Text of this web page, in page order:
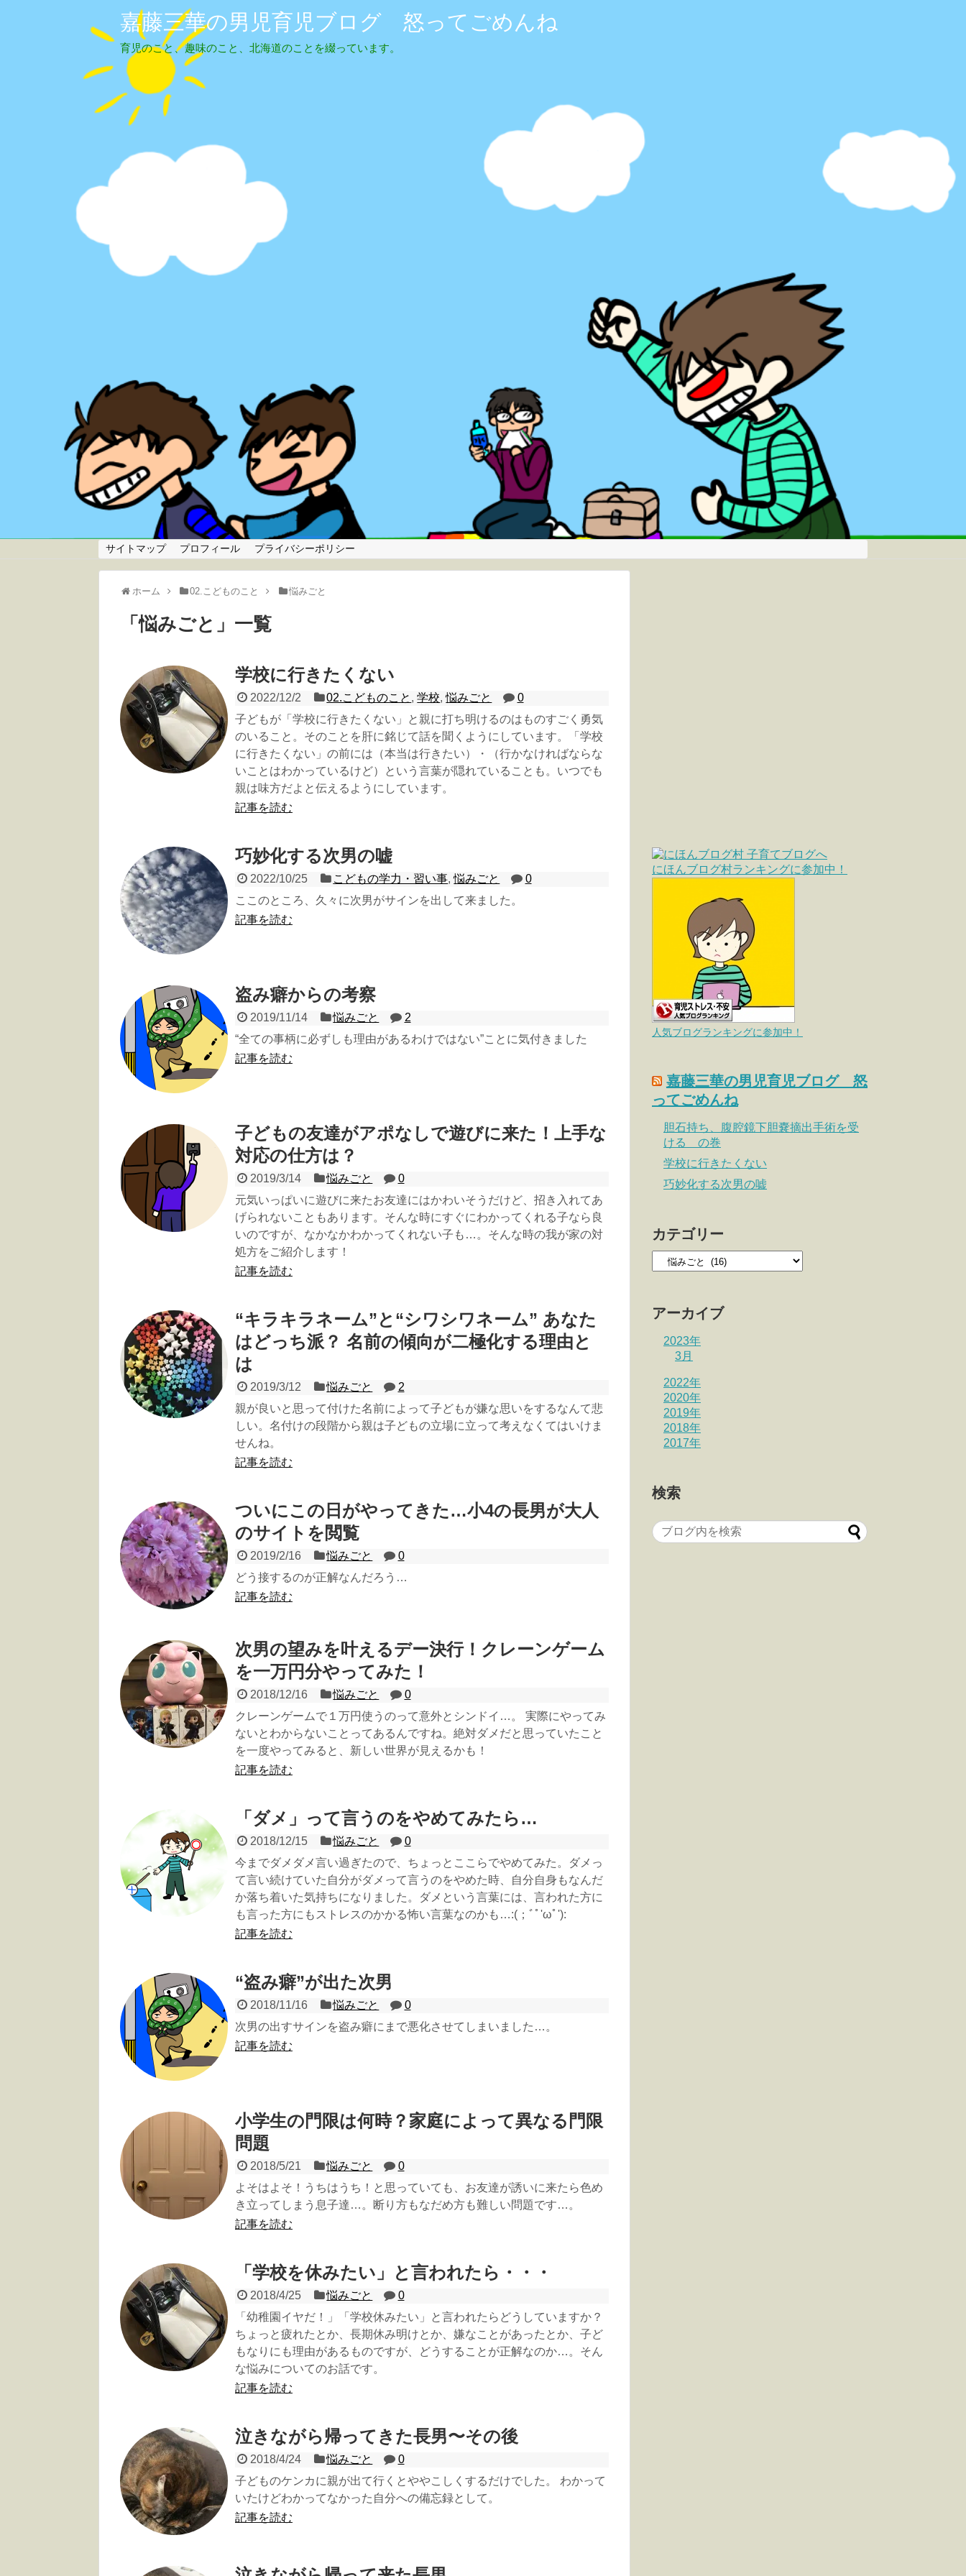
嘉藤三華の男児育児ブログ 怒ってごめんね
育児のこと、趣味のこと、北海道のことを綴っています。
サイトマップ プロフィール プライバシーポリシー
ホーム 02.こどものこと 悩みごと
「悩みごと 」 一覧
学校に行きたくない
2022/12/2 02.こどものこと ,学校,悩みごと
0
子どもが「学校に行きたくない」と親に打ち明けるのはものすごく勇気
のいること。そのことを肝に銘じて話を聞くようにしています。「学校
に行きたくない」の前には（本当は行きたい）・（行かなければならな
いことはわかっているけど）という言葉が隠れていることも。いつでも
親は味方だよと伝えるようにしています。
記事を読む
巧妙化する次男の嘘
2022/10/25 こどもの学力・習い事,悩みごと
0
ここのところ、久々に次男がサインを出して来ました。
記事を読む
盗み癖からの考察
2019/11/14 悩みごと
2
“全ての事柄に必ずしも理由があるわけではない”ことに気付きました
記事を読む
子どもの友達がアポなしで遊びに来た！上手な
対応の仕方は？
2019/3/14 悩みごと
0
元気いっぱいに遊びに来たお友達にはかわいそうだけど、招き入れてあ
げられないこともあります。そんな時にすぐにわかってくれる子なら良
いのですが、なかなかわかってくれない子も…。そんな時の我が家の対
処方をご紹介します！
記事を読む
“キラキラネーム”と“シワシワネーム” あなた
はどっち派？ 名前の傾向が二極化する理由と
は
2019/3/12 悩みごと
2
親が良いと思って付けた名前によって子どもが嫌な思いをするなんて悲
しい。名付けの段階から親は子どもの立場に立って考えなくてはいけま
せんね。
記事を読む
ついにこの日がやってきた…小4の長男が大人
のサイトを閲覧
2019/2/16 悩みごと
0
どう接するのが正解なんだろう…
記事を読む
次男の望みを叶えるデー決行！クレーンゲーム
を一万円分やってみた！
2018/12/16 悩みごと
0
クレーンゲームで１万円使うのって意外とシンドイ…。 実際にやってみ
ないとわからないことってあるんですね。絶対ダメだと思っていたこと
を一度やってみると、新しい世界が見えるかも！
記事を読む
「ダメ」って言うのをやめてみたら…
2018/12/15 悩みごと
0
今までダメダメ言い過ぎたので、ちょっとここらでやめてみた。ダメっ
て言い続けていた自分がダメって言うのをやめた時、自分自身もなんだ
か落ち着いた気持ちになりました。ダメという言葉には、言われた方に
も言った方にもストレスのかかる怖い言葉なのかも…:(；ﾞﾟ'ωﾟ'):
記事を読む
“盗み癖”が出た次男
2018/11/16 悩みごと
0
次男の出すサインを盗み癖にまで悪化させてしまいました…。
記事を読む
小学生の門限は何時？家庭によって異なる門限
問題
2018/5/21 悩みごと
0
よそはよそ！うちはうち！と思っていても、お友達が誘いに来たら色め
き立ってしまう息子達…。断り方もなだめ方も難しい問題です…。
記事を読む
「学校を休みたい」と言われたら・・・
2018/4/25 悩みごと
0
「幼稚園イヤだ！」「学校休みたい」と言われたらどうしていますか？
ちょっと疲れたとか、長期休み明けとか、嫌なことがあったとか、子ど
もなりにも理由があるものですが、どうすることが正解なのか…。そん
な悩みについてのお話です。
記事を読む
泣きながら帰ってきた長男〜その後
2018/4/24 悩みごと
0
子どものケンカに親が出て行くとややこしくするだけでした。 わかって
いたけどわかってなかった自分への備忘録として。
記事を読む
にほんブログ村ランキングに参加中！
人気ブログランキングに参加中！
嘉藤三華の男児育児ブログ 怒
ってごめんね
胆石持ち、腹腔鏡下胆嚢摘出手術を受
ける の巻
学校に行きたくない
巧妙化する次男の嘘
カテゴリー
アーカイブ
2023年
3月
2022年
2020年
2019年
2018年
2017年
検索